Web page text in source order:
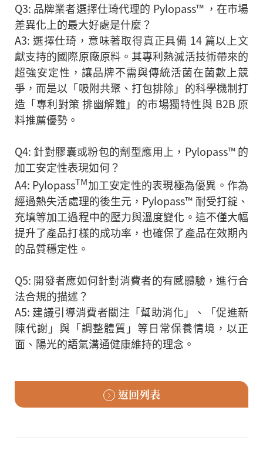
Q3: 品牌業者選擇仕琦代理的 Pylopass™ ，在市場
差異化上的最大好處是什麼？
A3: 選擇仕琦，意味著取得真正具備 14 篇以上文
獻支持的國際原廠原料。其專利熱滅活技術帶來的
超強安定性，讓品牌不需與傳統活菌在菌數上競
爭，而是以「吸附共聚、打包排除」的科學機制打
造「專利對策 排幽解難」的市場獨特性與 B2B 原
料推薦優勢。
Q4: 針對膠囊或粉包的劑型應用上，Pylopass™ 的
加工安定性表現如何？
A4: PylopassTM加工安定性的表現極為優異。作為
經過熱失活處理的後生元，Pylopass™ 耐受打錠、
充填等加工過程中的壓力與溫度變化。這不僅大幅
提升了產品打樣的成功率，也確保了產品在效期內
的品質穩定性。
Q5: 開發者應如何針對消費者的有感體驗，進行合
法合規的描述？
A5: 建議引導消費者關注「幫助消化」、「促進新
陳代謝」與「調整體質」等日常保養情境，以正
面、陽光的語氣溝通健康維持的理念。
返回列表